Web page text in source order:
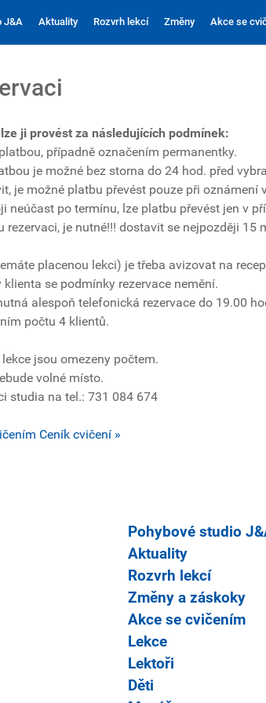
J&A Aktuality Rozvrh lekcí Změny Akce se
ji provést za následujících podmínek:
případně označením permanentky.
je možné bez storna do 24 hod. před
je možné platbu převést pouze při oznámení
neúčast po termínu, lze platbu převést jen v
je nutné!!! dostavit se nejpozději
placenou lekci) je třeba avizovat na
se podmínky rezervace nemění.
alespoň telefonická rezervace do 19.00
počtu 4 klientů.
jsou omezeny počtem.
volné místo.
studia na tel.: 731 084 674
Ceník cvičení »
Pohybové studio
Aktuality
Rozvrh lekcí
Změny a záskoky
Akce se cvičením
Lekce
Lektoři
Děti